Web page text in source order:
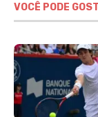
VOCÊ PODE